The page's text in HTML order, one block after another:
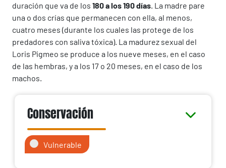
duración que va de los 180 a los 190 días. La madre pare
una o dos crías que permanecen con ella, al menos,
cuatro meses (durante los cuales las protege de los
predadores con saliva tóxica). La madurez sexual del
Loris Pigmeo se produce a los nueve meses, en el caso
de las hembras, y a los 17 o 20 meses, en el caso de los
machos.
Conservación
Vulnerable